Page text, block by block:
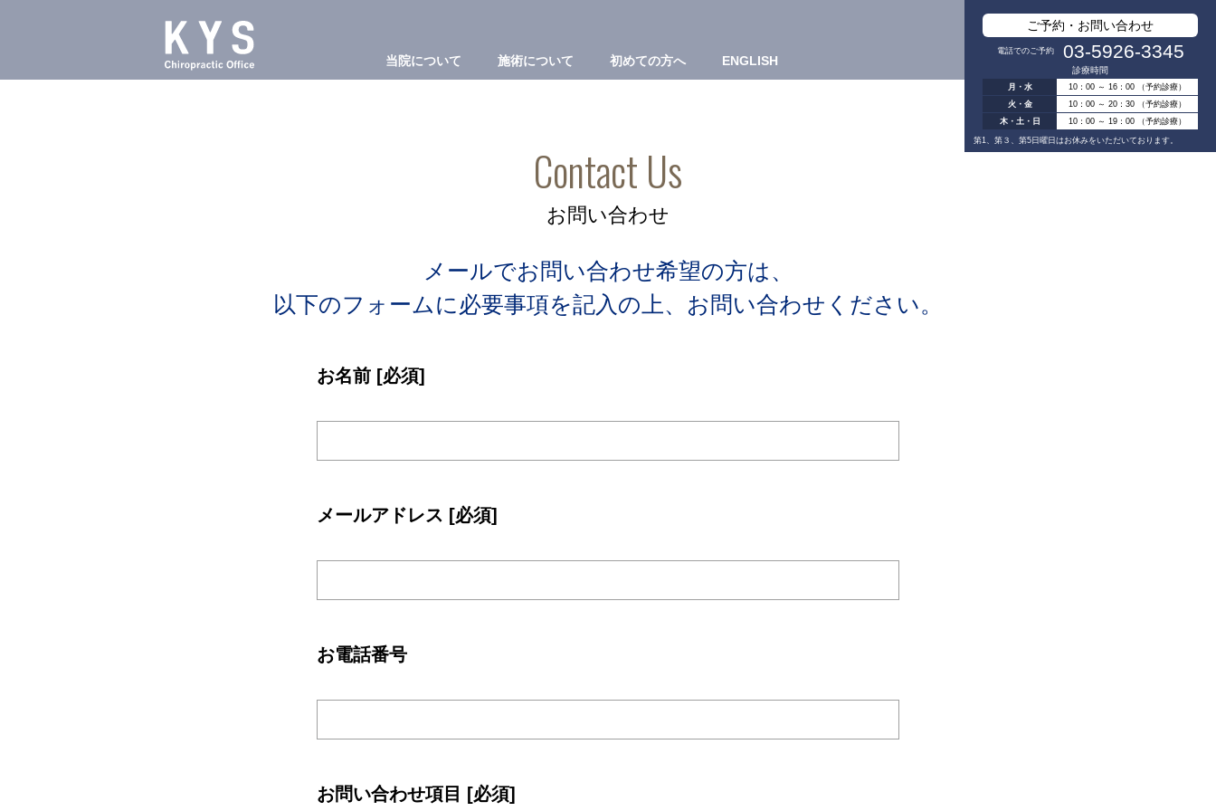
当院について 施術について 初めての方へ ENGLISH
ご予約・お問い合わせ
電話でのご予約 03-5926-3345
診療時間
月・水
10：00 ～ 16：00 （予約診療）
火・金
10：00 ～ 20：30 （予約診療）
木・土・日
10：00 ～ 19：00 （予約診療）
第1、第３、第5日曜日はお休みをいただいております。
Contact Us
お問い合わせ
メールでお問い合わせ希望の方は、
以下のフォームに必要事項を記入の上、 お問い合わせください。
お名前 [必須]
メールアドレス [必須]
お電話番号
お問い合わせ項目 [必須]